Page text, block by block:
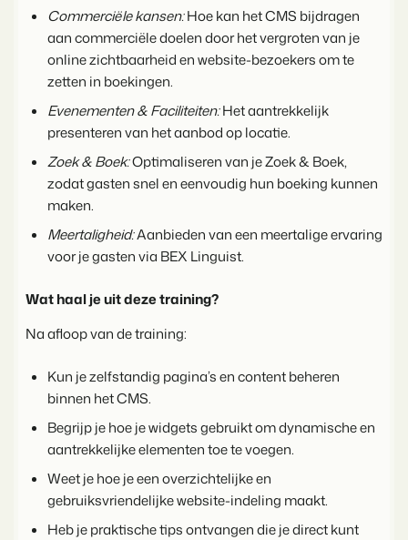
Jouw project uitverkocht in een mum van tijd.
Booking Analytics
Premium BI Tool.
BEX Overzicht
Ontdek de eindeloze mogelijkheden van het Booking
Voor Vakantieparken
Vakantieparken.
Voor Concerns
Ontdek de voordelen van Booking Experts voor Concerns &
Groepen.
Over ons
Customer Success Team
Krijg antwoord op jouw vragen
Vacatures
Vind jouw nieuwe droombaan
Contact
Neem contact op
Over ons
Leer de mensen achter Booking Experts kennen
Vastgoedprojecten
Commerciële kansen:Hoe kan het CMS bijdragen
aan commerciële doelen door het vergroten van je
online zichtbaarheid en website-bezoekers om te
zetten in boekingen.
Evenementen & Faciliteiten:Het aantrekkelijk
presenteren van het aanbod op locatie.
Zoek & Boek:Optimaliseren van je Zoek & Boek,
zodat gasten snel en eenvoudig hun boeking kunnen
maken.
Meertaligheid:Aanbieden van een meertalige ervaring
voor je gasten via BEX Linguist.
Wat haal je uit deze training?
Na afloop van de training:
Kun je zelfstandig pagina’s en content beheren
binnen het CMS.
Begrijp je hoe je widgets gebruikt om dynamische en
aantrekkelijke elementen toe te voegen.
Weet je hoe je een overzichtelijke en
gebruiksvriendelijke website-indeling maakt.
Heb je praktische tips ontvangen die je direct kunt